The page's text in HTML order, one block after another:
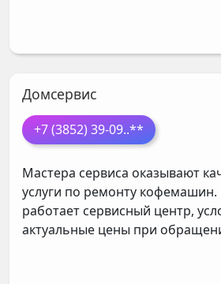
Домсервис
+7 (3852) 39-09..**
Мастера сервиса оказывают
услуги по ремонту кофемашин.
работает сервисный центр,
актуальные цены при